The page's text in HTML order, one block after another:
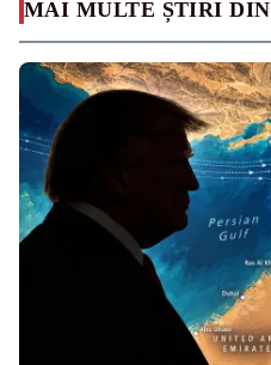
MAI MULTE ȘTIRI DIN